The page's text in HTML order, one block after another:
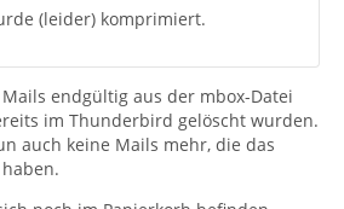
(leider) komprimiert.
endgültig aus der mbox-Datei
im Thunderbird gelöscht wurden.
auch keine Mails mehr, die das